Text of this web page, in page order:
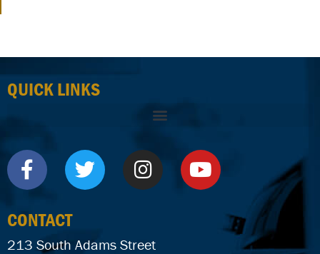
QUICK LINKS
CONTACT
213 South Adams Street